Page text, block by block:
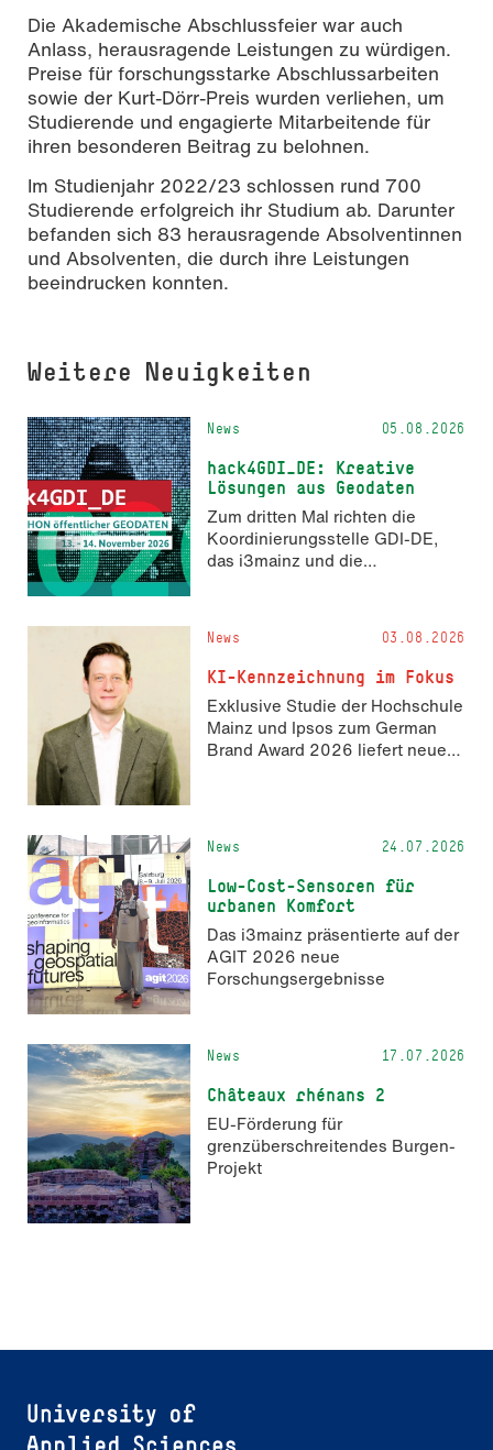
Die Akademische Abschlussfeier war auch
Anlass, herausragende Leistungen zu würdigen.
Preise für forschungsstarke Abschlussarbeiten
sowie der Kurt-Dörr-Preis wurden verliehen, um
Studierende und engagierte Mitarbeitende für
ihren besonderen Beitrag zu belohnen.
Im Studienjahr 2022/23 schlossen rund 700
Studierende erfolgreich ihr Studium ab. Darunter
befanden sich 83 herausragende Absolventinnen
und Absolventen, die durch ihre Leistungen
beeindrucken konnten.
Weitere Neuigkeiten
News 05.08.2026
hack4GDI_DE: Kreative
Lösungen aus Geodaten
Zum dritten Mal richten die
Koordinierungsstelle GDI-DE,
das i3mainz und die
und 14. November 2026 den
Hackathon hack4GDI_DE an der
Hochschule Mainz aus. Die
Anmeldung ist geöffnet und bis
zum 2. Oktober 2026 möglich.
News 03.08.2026
KI-Kennzeichnung im Fokus
Exklusive Studie der Hochschule
Mainz und Ipsos zum German
Brand Award 2026 liefert neue
News 24.07.2026
Low-Cost-Sensoren für
urbanen Komfort
Das i3mainz präsentierte auf der
AGIT 2026 neue
Forschungsergebnisse
News 17.07.2026
Châteaux rhénans 2
EU-Förderung für
grenzüberschreitendes Burgen-
Projekt